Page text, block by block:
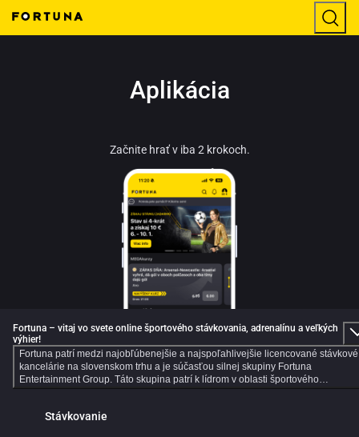
Aplikácia
Začnite hrať v iba 2 krokoch.
Fortuna – vitaj vo svete online športového stávkovania, adrenalínu a veľkých
výhier!
Fortuna patrí medzi najobľúbenejšie a najspoľahlivejšie licencované stávkové
kancelárie na slovenskom trhu a je súčasťou silnej skupiny Fortuna
Entertainment Group. Táto skupina patrí k lídrom v oblasti športového
stávkovania v strednej Európe a už viac ako 30 rokov prináša hráčom kvalitné
Dlhoročné skúsenosti, moderné technológie a dôraz na bezpečnosť robia z
Stávkovanie